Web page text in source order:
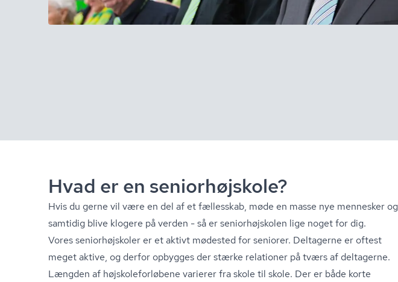
Hvad er en seniorhøjskole?
Hvis du gerne vil være en del af et fællesskab, møde en masse nye mennesker og
samtidig blive klogere på verden - så er se­ni­o­r­højsko­len lige noget for dig.
Vores se­ni­o­r­højsko­ler er et aktivt mødested for seniorer. Deltagerne er oftest
meget aktive, og derfor opbygges der stærke relationer på tværs af deltagerne.
Længden af højsko­le­for­lø­be­ne varierer fra skole til skole. Der er både korte